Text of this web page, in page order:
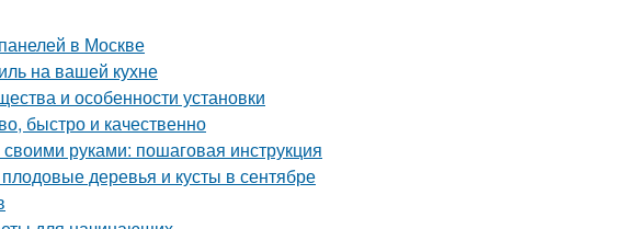
в Москве
на вашей кухне
и особенности установки
быстро и качественно
руками: пошаговая инструкция
деревья и кусты в сентябре